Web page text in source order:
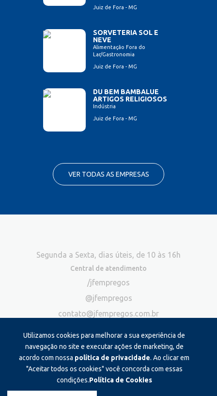
Juiz de Fora - MG
SORVETERIA SOL E
NEVE
Alimentação Fora do
Lar/Gastronomia
Juiz de Fora - MG
DU BEM BAMBALUE
ARTIGOS RELIGIOSOS
Indústria
Juiz de Fora - MG
VER TODAS AS EMPRESAS
Utilizamos cookies para melhorar a sua experiência de
navegação no site e executar ações de marketing, de
acordo com nossa política de privacidade. Ao clicar em
"Aceitar todos os cookies" você concorda com essas
condições.Política de Cookies
Segunda a Sexta, dias úteis, de 10 às 16h
Central de atendimento
/jfempregos
@jfempregos
contato@jfempregos.com.br
Publicidade
*Exclusivo para atendimento via chat. Não atendemos ligações neste
canal
Produzido e administrado por: